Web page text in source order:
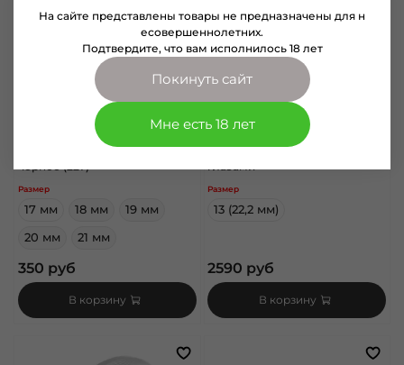
Размер
17 мм 18 мм
19 мм
20 мм
21 мм
350 руб
В корзину
арт. R-H2178
Размер
13 (22,2 мм)
2590 руб
В корзину
На сайте представлены товары не предназначены для н
есовершеннолетних.
Подтвердите, что вам исполнилось 18 лет
Покинуть сайт
Мне есть 18 лет